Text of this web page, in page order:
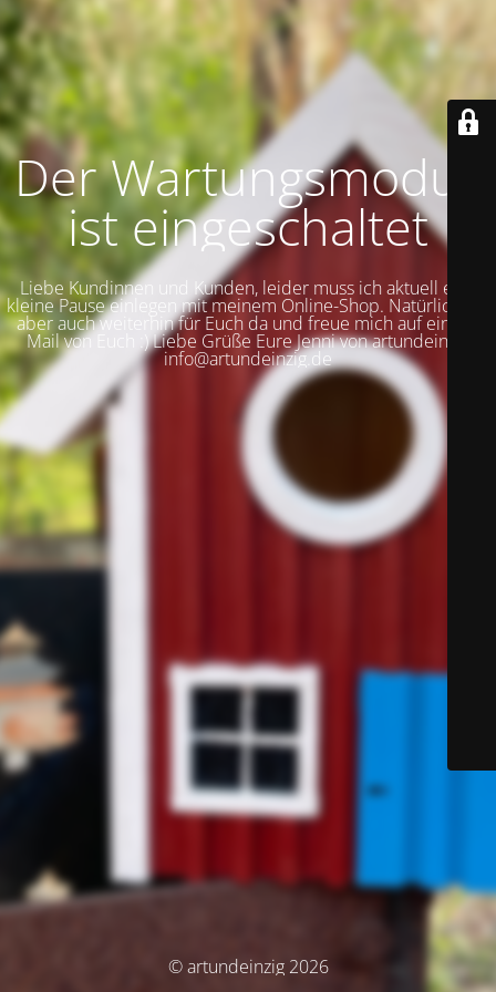
Der Wartungsmodus
ist eingeschaltet
Liebe Kundinnen und Kunden, leider muss ich aktuell eine
kleine Pause einlegen mit meinem Online-Shop. Natürlich bin
aber auch weiterhin für Euch da und freue mich auf eine E-
Mail von Euch :) Liebe Grüße Eure Jenni von artundeinzig
info@artundeinzig.de
© artundeinzig 2026